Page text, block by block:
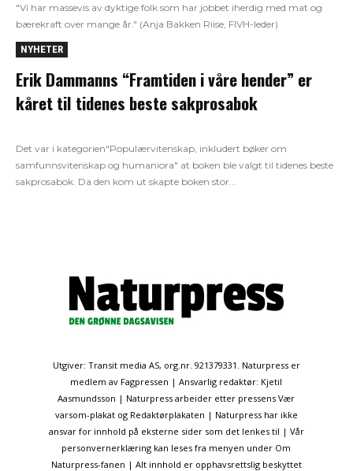
"Vi har massevis av dyktige folk som har jobbet iherdig med mat og
bærekraft over mange år." (Anja Bakken Riise, FIVH-leder)
NYHETER
Erik Dammanns “Framtiden i våre hender” er
kåret til tidenes beste sakprosabok
Det var i kategorien"Populærvitenskap, inkludert bøker om
samfunnsvitenskap og humaniora" at boken ble valgt til tidenes beste
sakprosabok. Da den kom ut skapte boken stor...
Utgiver: Transit media AS, org.nr. 921379331. Naturpress er
medlem av Fagpressen | Ansvarlig redaktør: Kjetil
Aasmundsson | Naturpress arbeider etter pressens Vær
varsom-plakat og Redaktørplakaten | Naturpress har ikke
ansvar for innhold på eksterne sider som det lenkes til | Vår
personvernerklæring kan leses fra menyen under Om
Naturpress-fanen | Alt innhold er opphavsrettslig beskyttet